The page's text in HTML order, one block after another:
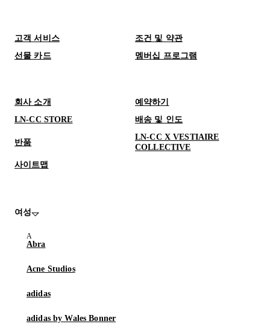
고객 서비스
조건 및 약관
선물 카드
멤버십 프로그램
회사 소개
예약하기
LN-CC STORE
배송 및 인도
반품
LN-CC X VESTIAIRE
COLLECTIVE
사이트맵
여성
Abra
Acne Studios
adidas
adidas by Wales Bonner